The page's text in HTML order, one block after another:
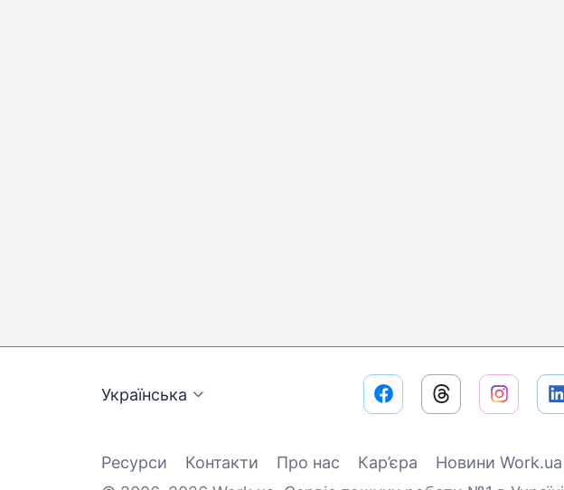
Українська
Ресурси Контакти Про нас Кар’єра Новини Work.ua